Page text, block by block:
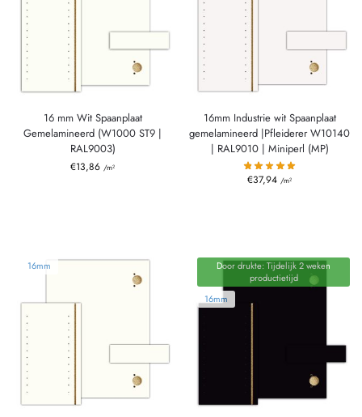
16 mm Wit Spaanplaat
Gemelamineerd (W1000 ST9 |
RAL9003)
€13,86 /m²
16mm Industrie wit Spaanplaat
gemelamineerd |Pfleiderer W10140
| RAL9010 | Miniperl (MP)
€37,94 /m²
16mm
Door drukte: Tijdelijk 2 weken
productietijd
16mm